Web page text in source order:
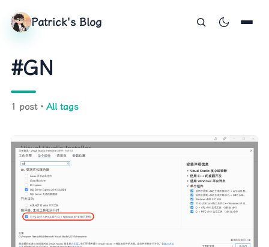
Patrick's Blog
#GN
1 post · All tags